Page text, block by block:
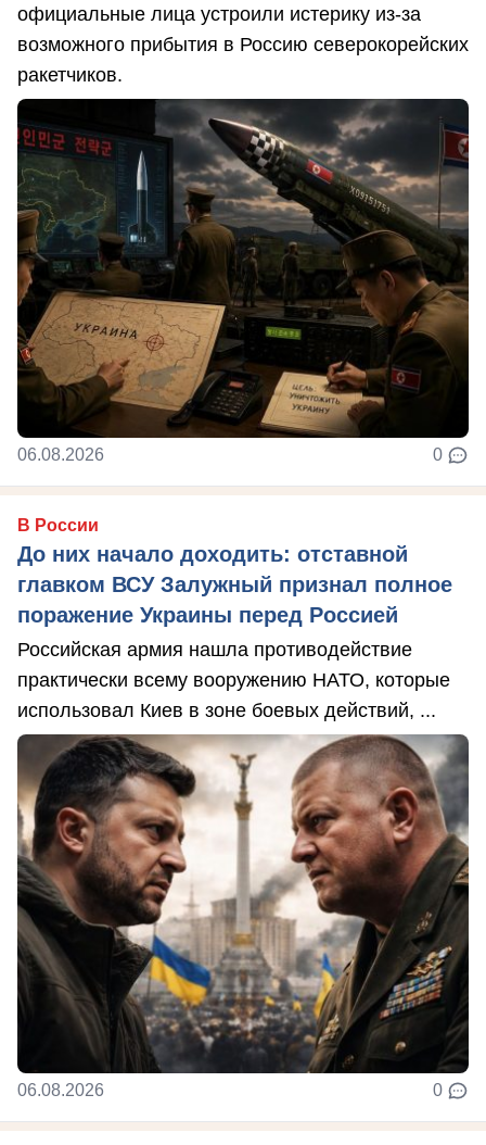
официальные лица устроили истерику из-за
возможного прибытия в Россию северокорейских
ракетчиков.
06.08.2026 0
В России
До них начало доходить: отставной
главком ВСУ Залужный признал полное
поражение Украины перед Россией
Российская армия нашла противодействие
практически всему вооружению НАТО, которые
использовал Киев в зоне боевых действий, ...
06.08.2026 0